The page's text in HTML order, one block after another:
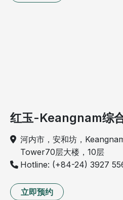
红玉-Keangnam综
河内市，安和坊，
Tower70层大楼，10层
Hotline: (+84-24) 3927
立即预约